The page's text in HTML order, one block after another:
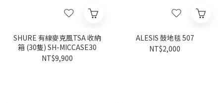
SHURE 有線麥克風TSA 收納
箱 (30隻) SH-MICCASE30
NT$9,900
ALESIS 鼓地毯 507
NT$2,000